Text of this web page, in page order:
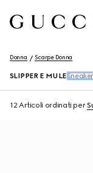
Donna Scarpe Donna
SLIPPER E MULE
12 Articoli ordinati per